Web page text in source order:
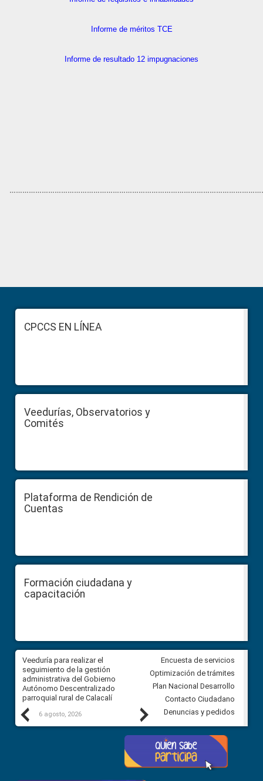
Informe de méritos TCE
Informe de resultado 12 impugnaciones
Sidebar
FooterCPCCS EN LÍNEA
Veedurías, Observatorios y
Comités
Plataforma de Rendición de
Cuentas
Formación ciudadana y
capacitación
Previous
Veeduría para realizar el
seguimiento de la gestión
administrativa del Gobierno
Autónomo Descentralizado
parroquial rural de Calacalí
6 agosto, 2026
Veeduría para vigilar los
derivados de la Audiencia
entre el GAD de Ibarra y la
comunidad Urbina, parroquia
Carolina
5 agosto, 2026
Next
Encuesta de servicios
Optimización de trámites
Plan Nacional Desarrollo
Contacto Ciudadano
Denuncias y pedidos